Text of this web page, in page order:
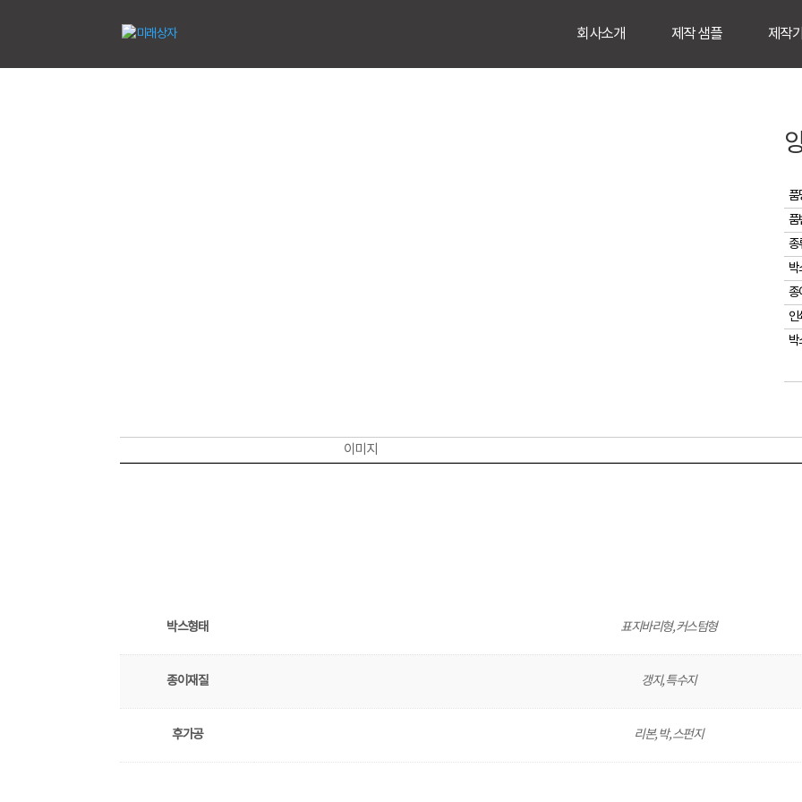
회사소개 제작 샘플 제작
품
품
종
박
종
인
박
이미지
박스형태 표지바리형, 커스텀형
종이재질 갱지, 특수지
후가공 리본, 박, 스펀지